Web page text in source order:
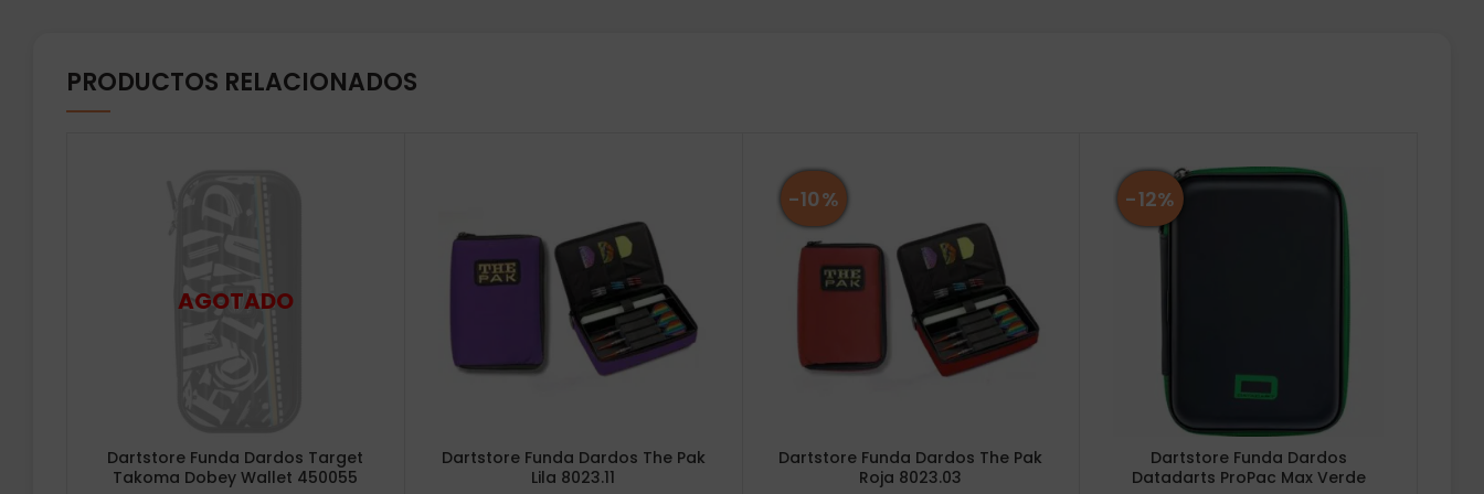
PRODUCTOS RELACIONADOS
Dartstore Funda Dardos Target
Takoma Dobey Wallet 450055
Dartstore Funda Dardos The Pak
Lila 8023.11
-10%
Dartstore Funda Dardos The Pak
Roja 8023.03
-12%
Dartstore Funda Dardos
Datadarts ProPac Max Verde